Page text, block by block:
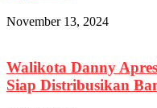
November 13, 2024
Walikota Danny
Siap Distribusikan